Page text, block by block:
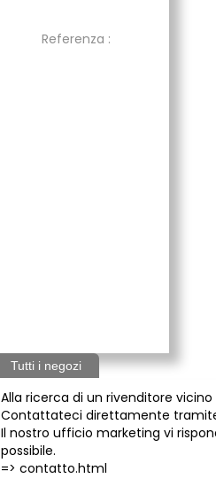
Referenza :
Tutti i negozi
Alla ricerca di un rivenditore vicino
Contattateci direttamente
Il nostro ufficio marketing vi
possibile.
=> contatto.html